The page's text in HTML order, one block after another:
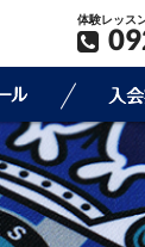
体験レッス